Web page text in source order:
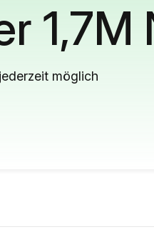
1,7M
möglich